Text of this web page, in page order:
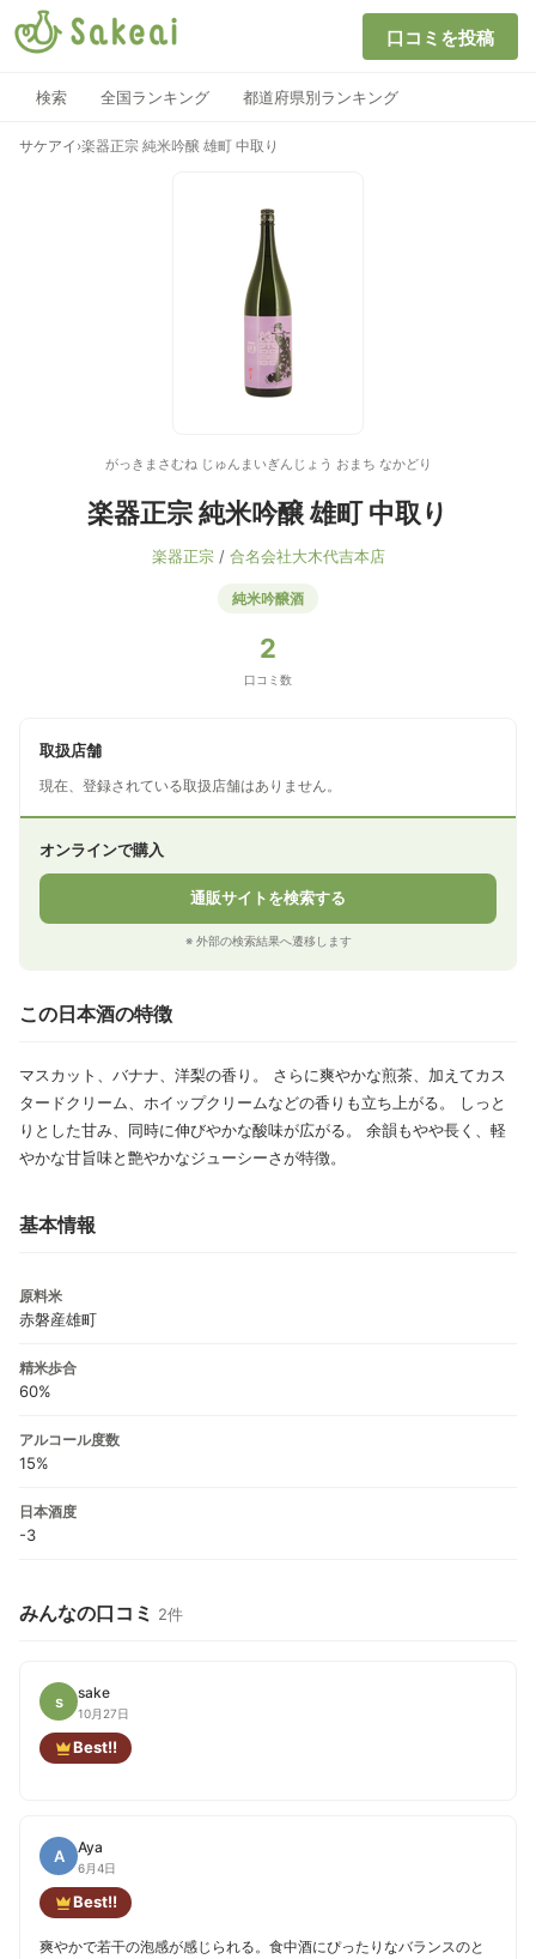
口コミを投稿
検索 全国ランキング 都道府県別ランキング
サケアイ ›楽器正宗 純米吟醸 雄町 中取り
がっきまさむね じゅんまいぎんじょう おまち なかどり
楽器正宗 純米吟醸 雄町 中取り
楽器正宗/ 合名会社大木代吉本店
純米吟醸酒
2
口コミ数
取扱店舗
現在、登録されている取扱店舗はありません。
オンラインで購入
通販サイトを検索する
※ 外部の検索結果へ遷移します
この日本酒の特徴
マスカット、バナナ、洋梨の香り。 さらに爽やかな煎茶、加えてカス
タードクリーム、ホイップクリームなどの香りも立ち上がる。 しっと
りとした甘み、同時に伸びやかな酸味が広がる。 余韻もやや長く、軽
やかな甘旨味と艶やかなジューシーさが特徴。
基本情報
原料米
赤磐産雄町
精米歩合
60%
アルコール度数
15%
日本酒度
-3
みんなの口コミ 2件
s sake
10月27日
Best!!
A Aya
6月4日
Best!!
爽やかで若干の泡感が感じられる。食中酒にぴったりなバランスのと